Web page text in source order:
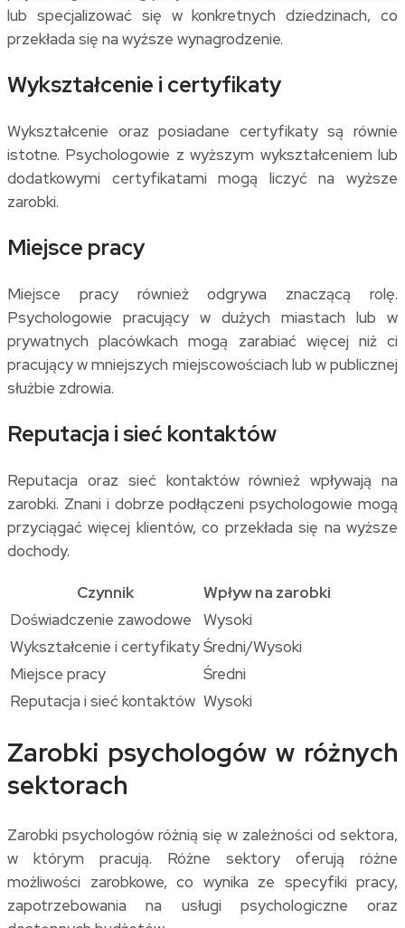
lub specjalizować się w konkretnych dziedzinach, co
przekłada się na wyższe wynagrodzenie.
Wykształcenie i certyfikaty
Wykształcenie oraz posiadane certyfikaty są równie
istotne. Psychologowie z wyższym wykształceniem lub
dodatkowymi certyfikatami mogą liczyć na wyższe
zarobki.
Miejsce pracy
Miejsce pracy również odgrywa znaczącą rolę.
Psychologowie pracujący w dużych miastach lub w
prywatnych placówkach mogą zarabiać więcej niż ci
pracujący w mniejszych miejscowościach lub w publicznej
służbie zdrowia.
Reputacja i sieć kontaktów
Reputacja oraz sieć kontaktów również wpływają na
zarobki. Znani i dobrze podłączeni psychologowie mogą
przyciągać więcej klientów, co przekłada się na wyższe
dochody.
Czynnik
Wpływ na zarobki
Doświadczenie zawodowe
Wysoki
Wykształcenie i certyfikatyŚredni/Wysoki
Miejsce pracy
Średni
Reputacja i sieć kontaktów Wysoki
Zarobki psychologów w różnych
sektorach
Zarobki psychologów różnią się w zależności od sektora,
w którym pracują. Różne sektory oferują różne
możliwości zarobkowe, co wynika ze specyfiki pracy,
zapotrzebowania na usługi psychologiczne oraz